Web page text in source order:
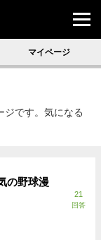
マイページ
ジです。気になる
の野球漫
21
回答